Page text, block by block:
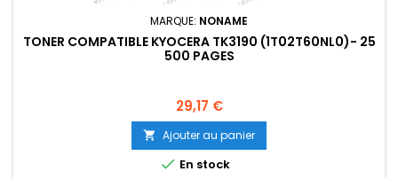
MARQUE: NONAME
TONER COMPATIBLE KYOCERA TK3190 (1T02T60NL0)- 25
500 PAGES
Prix
29,17 €
 Ajouter au panier
 En stock